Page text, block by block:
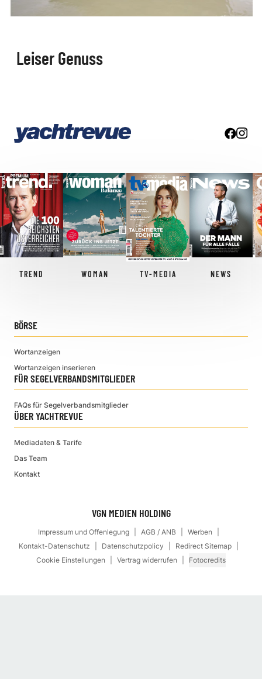
Leiser Genuss
TREND WOMAN TV-MEDIA NEWS
BÖRSE
Wortanzeigen
Wortanzeigen inserieren
FÜR SEGELVERBANDSMITGLIEDER
FAQs für Segelverbandsmitglieder
ÜBER YACHTREVUE
Mediadaten & Tarife
Das Team
Kontakt
VGN MEDIEN HOLDING
Impressum und Offenlegung AGB / ANB
Werben
Kontakt-Datenschutz
Datenschutzpolicy
Redirect Sitemap
Cookie Einstellungen
Vertrag widerrufen Fotocredits